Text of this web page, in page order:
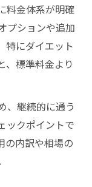
のコツ
読み取る方
確認ポイン
で雰囲気を
体験談の見
料金体系が明確
プションや追加
特にダイエット
、標準料金より
、継続的に通う
ックポイントで
の内訳や相場の